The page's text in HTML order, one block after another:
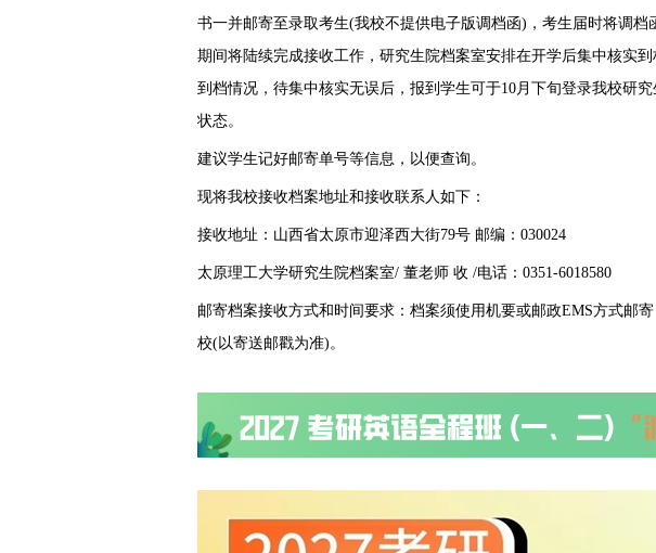
书一并邮寄至录取考生(我校不提供电子版调档函)，考生届时将调
期间将陆续完成接收工作，研究生院档案室安排在开学后集中核实
到档情况，待集中核实无误后，报到学生可于10月下旬登录我校研
状态。
建议学生记好邮寄单号等信息，以便查询。
现将我校接收档案地址和接收联系人如下：
接收地址：山西省太原市迎泽西大街79号 邮编：030024
太原理工大学研究生院档案室/ 董老师 收 /电话：0351-6018580
邮寄档案接收方式和时间要求：档案须使用机要或邮政EMS方式邮
校(以寄送邮戳为准)。